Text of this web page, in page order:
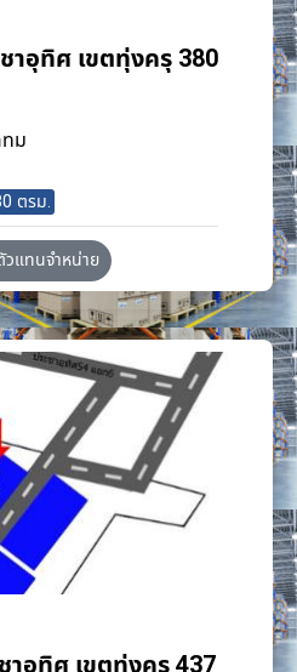
ชาอุทิศ เขตทุ่งครุ 380
ม
ตรม.
แทนจำหน่าย